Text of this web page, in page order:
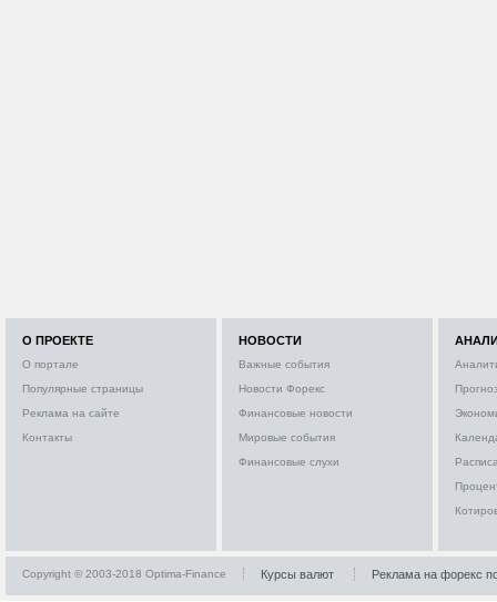
О ПРОЕКТЕ
О портале
Популярные страницы
Реклама на сайте
Контакты
НОВОСТИ
Важные события
Новости Форекс
Финансовые новости
Мировые события
Финансовые слухи
Copyright © 2003-2018 Optima-Finance Курсы валют Реклама на форекс